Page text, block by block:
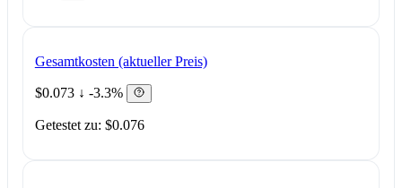
Gesamtkosten (aktueller Preis)
$0.073 ↓ -3.3%
Getestet zu: $0.076